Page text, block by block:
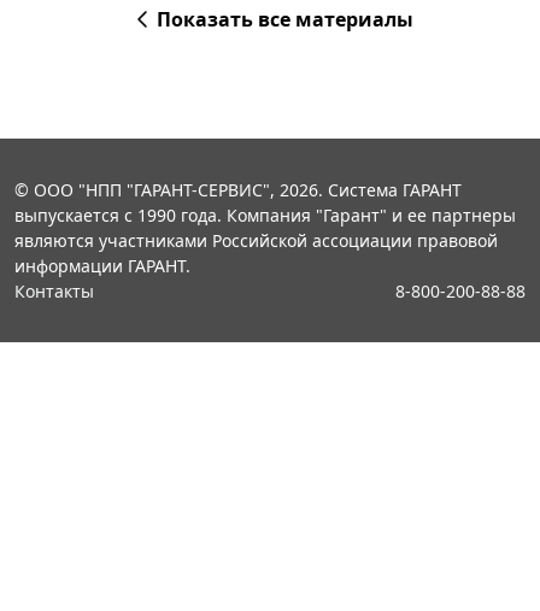
Показать все материалы
© ООО "НПП "ГАРАНТ-СЕРВИС", 2026. Система ГАРАНТ
выпускается с 1990 года. Компания "Гарант" и ее партнеры
являются участниками Российской ассоциации правовой
информации ГАРАНТ.
Контакты
8-800-200-88-88